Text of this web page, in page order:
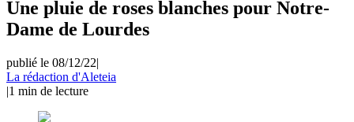
Une pluie de roses blanches pour Notre-
Dame de Lourdes
publié le 08/12/22|
La rédaction d'Aleteia
|1 min de lecture